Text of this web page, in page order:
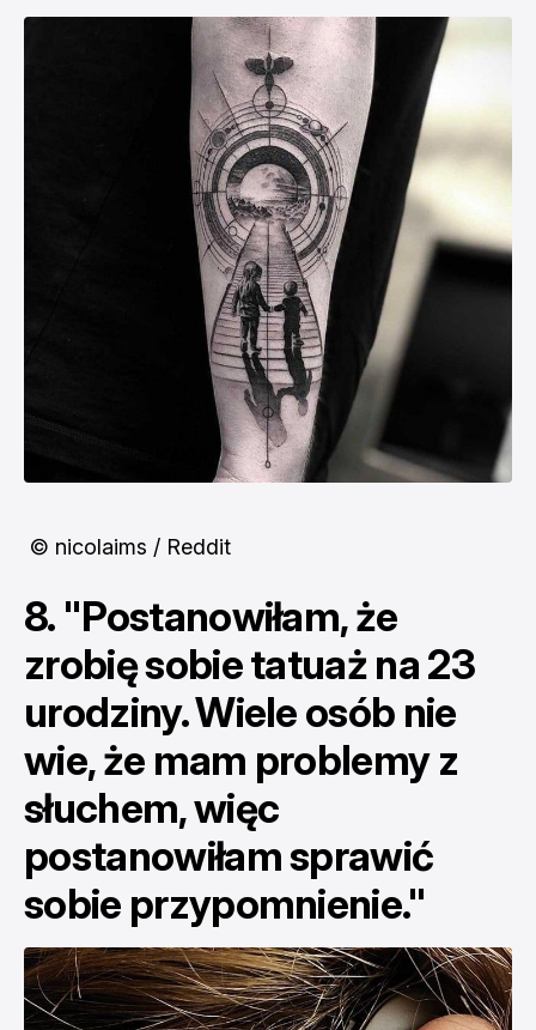
© nicolaims / Reddit
8. "Postanowiłam, że
zrobię sobie tatuaż na 23
urodziny. Wiele osób nie
wie, że mam problemy z
słuchem, więc
postanowiłam sprawić
sobie przypomnienie."